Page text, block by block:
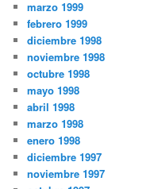
marzo 1999
febrero 1999
diciembre 1998
noviembre 1998
octubre 1998
mayo 1998
abril 1998
marzo 1998
enero 1998
diciembre 1997
noviembre 1997